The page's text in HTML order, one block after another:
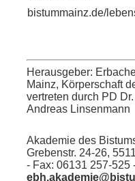
bistummainz.de/
Herausgeber:
Mainz, Körperschaft
vertreten durch PD
Andreas Linsenmann
Akademie des
Grebenstr. 24-26,
- Fax: 06131 257-525